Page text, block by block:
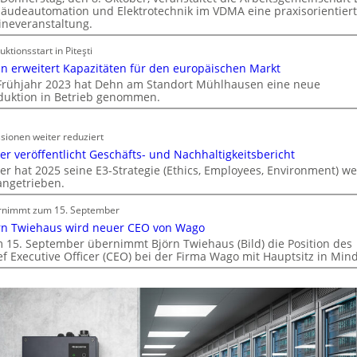
m
o
b
i
l
i
n
w
i
s
c
h
a
f
k
a
i
o
n
m
t
S
y
s
t
e
m
.
und Elektrotechnik im VDMA eine
in Piteşti
erweitert Kapazitäten für den europäischen Markt
2023 hat Dehn am Standort Mühlhausen eine neue
in Betrieb genommen.
weiter reduziert
veröffentlicht Geschäfts- und Nachhaltigkeitsbericht
hat 2025 seine E3-Strategie (Ethics, Employees, Environment)
zum 15. September
Twiehaus wird neuer CEO von Wago
15. September übernimmt Björn Twiehaus (Bild) die Position des
Executive Officer (CEO) bei der Firma Wago mit Hauptsitz in